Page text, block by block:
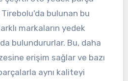
Tirebolu'da bulunan bu
markaların yedek
bulundururlar. Bu, daha
erişim sağlar ve bazı
aynı kaliteyi